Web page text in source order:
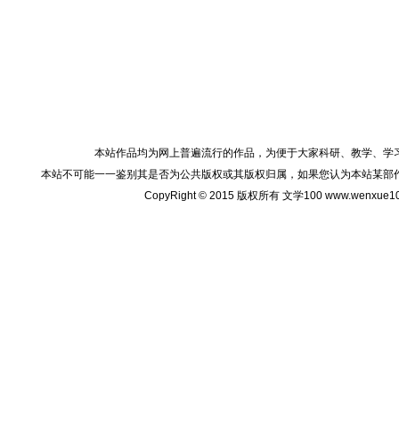
本站作品均为网上普遍流行的作品，为便于大家科研、教学、
本站不可能一一鉴别其是否为公共版权或其版权归属，如果您认为本站某
CopyRight © 2015 版权所有 文学100